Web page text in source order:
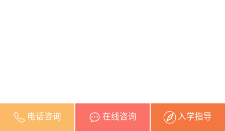
电话咨询 在线咨询 入学指导